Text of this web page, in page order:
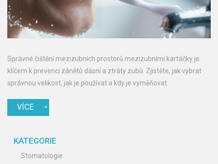
Správné čištění mezizubních prostorů mezizubními kartáčky je
klíčem k prevenci zánětů dásní a ztráty zubů. Zjistěte, jak vybrat
správnou velikost, jak je používat a kdy je vyměňovat.
VÍCE
KATEGORIE
Stomatologie